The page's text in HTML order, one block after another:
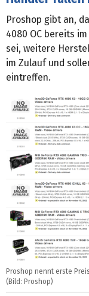
Proshop gibt an,
4080 OC bereits
sei, weitere
im Zulauf und
eintreffen.
Proshop nennt erste
(Bild: Proshop)